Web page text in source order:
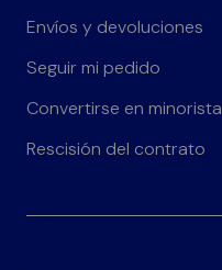
Envíos y devoluciones
Seguir mi pedido
Convertirse en minorista
Rescisión del contrato